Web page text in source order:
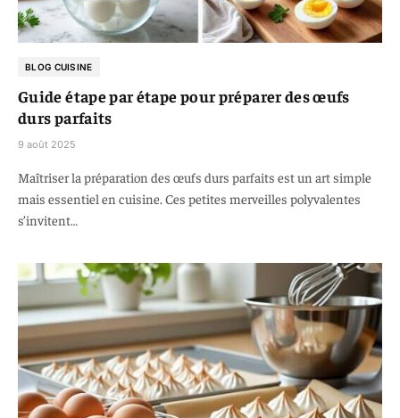
BLOG CUISINE
Guide étape par étape pour préparer des œufs
durs parfaits
9 août 2025
Maîtriser la préparation des œufs durs parfaits est un art simple
mais essentiel en cuisine. Ces petites merveilles polyvalentes
s’invitent…